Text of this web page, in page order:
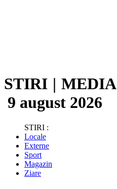
STIRI | MEDIA
9 august 2026
STIRI :
Locale
Externe
Sport
Magazin
Ziare